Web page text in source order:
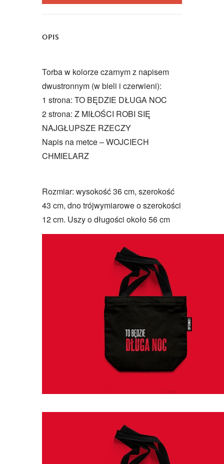
OPIS
Torba w kolorze czarnym z napisem
dwustronnym (w bieli i czerwieni):
1 strona: TO BĘDZIE DŁUGA NOC
2 strona: Z MIŁOŚCI ROBI SIĘ
NAJGŁUPSZE RZECZY
Napis na metce – WOJCIECH
CHMIELARZ
Rozmiar: wysokość 36 cm, szerokość
43 cm, dno trójwymiarowe o szerokości
12 cm. Uszy o długości około 56 cm